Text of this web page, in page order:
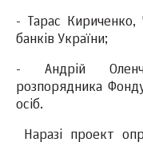
- Тарас Кириченко,
банків України;
- Андрій
розпорядника
осіб.
Наразі проект